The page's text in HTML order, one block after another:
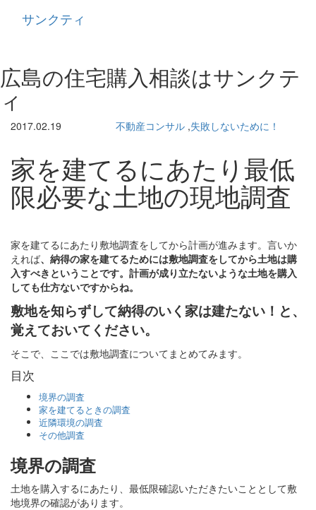
サンクティ
広島の住宅購入相談はサンクテ
ィ
2017.02.19 不動産コンサル ,失敗しないために！
家を建てるにあたり最低
限必要な土地の現地調査
家を建てるにあたり敷地調査をしてから計画が進みます。言いか
えれば、納得の家を建てるためには敷地調査をしてから土地は購
入すべきということです。計画が成り立たないような土地を購入
しても仕方ないですからね。
敷地を知らずして納得のいく家は建たない！と、
覚えておいてください。
そこで、ここでは敷地調査についてまとめてみます。
目次
境界の調査
家を建てるときの調査
近隣環境の調査
その他調査
境界の調査
土地を購入するにあたり、最低限確認いただきたいこととして敷
地境界の確認があります。